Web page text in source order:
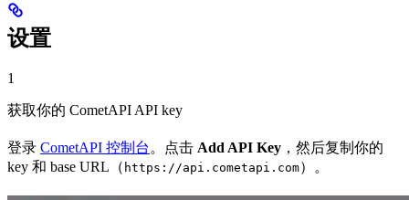
设置
1
获取你的 CometAPI API key
登录 CometAPI 控制台。点击 Add API Key ，然后复制你的
key 和 base URL（ https://api.cometapi.com）。